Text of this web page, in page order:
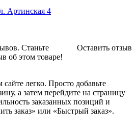
Артинская 4
Оставить отзыв
Станьте
об этом товаре!
легко. Просто добавьте
а затем перейдите на страницу
заказанных позиций и
заказ» или «Быстрый заказ».